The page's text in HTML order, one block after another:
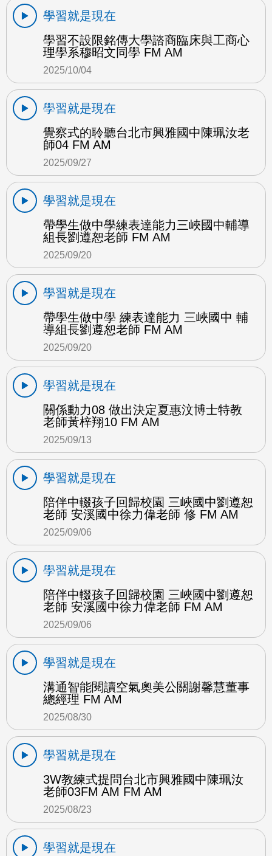
學習就是現在
學習不設限銘傳大學諮商臨床與工商心
理學系穆昭文同學 FM AM
2025/10/04
學習就是現在
覺察式的聆聽台北市興雅國中陳珮汝老
師04 FM AM
2025/09/27
學習就是現在
帶學生做中學練表達能力三峽國中輔導
組長劉遵恕老師 FM AM
2025/09/20
學習就是現在
帶學生做中學 練表達能力 三峽國中 輔
導組長劉遵恕老師 FM AM
2025/09/20
學習就是現在
關係動力08 做出決定夏惠汶博士特教
老師黃梓翔10 FM AM
2025/09/13
學習就是現在
陪伴中輟孩子回歸校園 三峽國中劉遵恕
老師 安溪國中徐力偉老師 修 FM AM
2025/09/06
學習就是現在
陪伴中輟孩子回歸校園 三峽國中劉遵恕
老師 安溪國中徐力偉老師 FM AM
2025/09/06
學習就是現在
溝通智能閱讀空氣奧美公關謝馨慧董事
總經理 FM AM
2025/08/30
學習就是現在
3W教練式提問台北市興雅國中陳珮汝
老師03FM AM FM AM
2025/08/23
學習就是現在